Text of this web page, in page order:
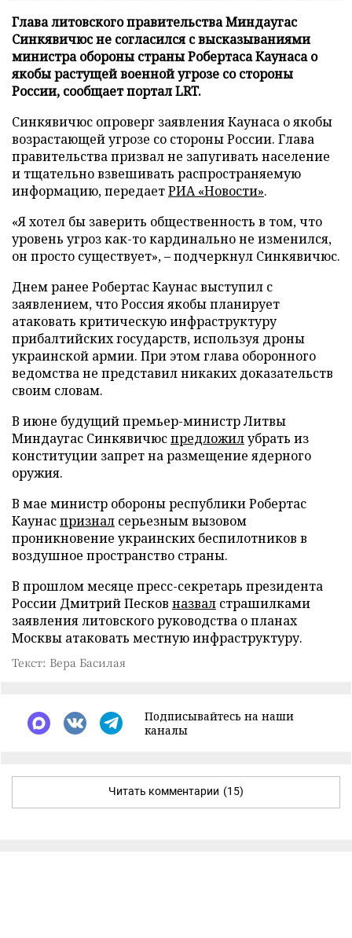
Глава литовского правительства Миндаугас
Синкявичюс не согласился с высказываниями
министра обороны страны Робертаса Каунаса о
якобы растущей военной угрозе со стороны
России, сообщает портал LRT.
Синкявичюс опроверг заявления Каунаса о якобы
возрастающей угрозе со стороны России. Глава
правительства призвал не запугивать население
и тщательно взвешивать распространяемую
информацию, передаетРИА «Новости».
«Я хотел бы заверить общественность в том, что
уровень угроз как-то кардинально не изменился,
он просто существует», – подчеркнул Синкявичюс.
Днем ранее Робертас Каунас выступил с
заявлением, что Россия якобы планирует
атаковать критическую инфраструктуру
прибалтийских государств, используя дроны
украинской армии. При этом глава оборонного
ведомства не представил никаких доказательств
своим словам.
В июне будущий премьер-министр Литвы
Миндаугас Синкявичюспредложилубрать из
конституции запрет на размещение ядерного
оружия.
В мае министр обороны республики Робертас
Каунаспризнал серьезным вызовом
проникновение украинских беспилотников в
воздушное пространство страны.
В прошлом месяце пресс-секретарь президента
России Дмитрий Песков назвал страшилками
заявления литовского руководства о планах
Москвы атаковать местную инфраструктуру.
Текст: Вера Басилая
Подписывайтесь на наши
каналы
Читать комментарии (15)